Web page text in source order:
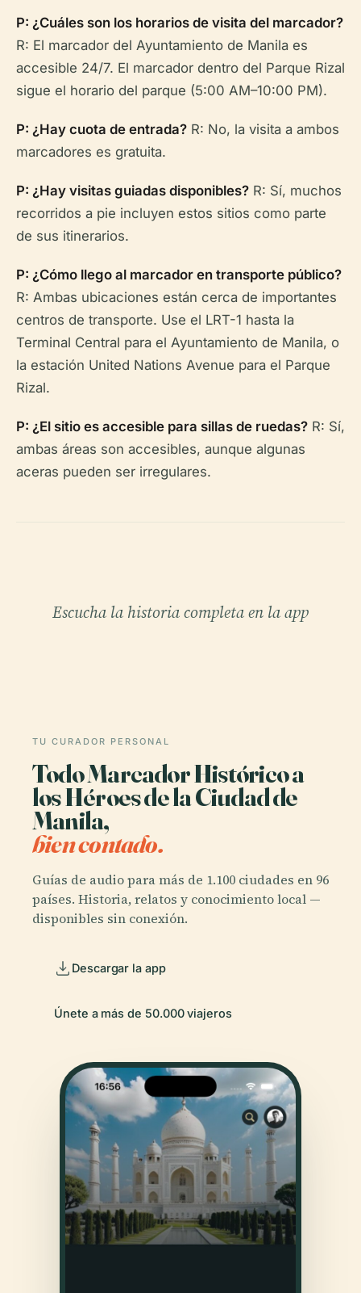
P: ¿Cuáles son los horarios de visita del marcador?
R: El marcador del Ayuntamiento de Manila es
accesible 24/7. El marcador dentro del Parque Rizal
sigue el horario del parque (5:00 AM–10:00 PM).
P: ¿Hay cuota de entrada? R: No, la visita a ambos
marcadores es gratuita.
P: ¿Hay visitas guiadas disponibles? R: Sí, muchos
recorridos a pie incluyen estos sitios como parte
de sus itinerarios.
P: ¿Cómo llego al marcador en transporte público?
R: Ambas ubicaciones están cerca de importantes
centros de transporte. Use el LRT-1 hasta la
Terminal Central para el Ayuntamiento de Manila, o
la estación United Nations Avenue para el Parque
Rizal.
P: ¿El sitio es accesible para sillas de ruedas? R: Sí,
ambas áreas son accesibles, aunque algunas
aceras pueden ser irregulares.
Escucha la historia completa en la app
TU CURADOR PERSONAL
Todo Marcador Histórico a
los Héroes de la Ciudad de
Manila,
bien contado.
Guías de audio para más de 1.100 ciudades en 96
países. Historia, relatos y conocimiento local —
disponibles sin conexión.
Descargar la app
Únete a más de 50.000 viajeros